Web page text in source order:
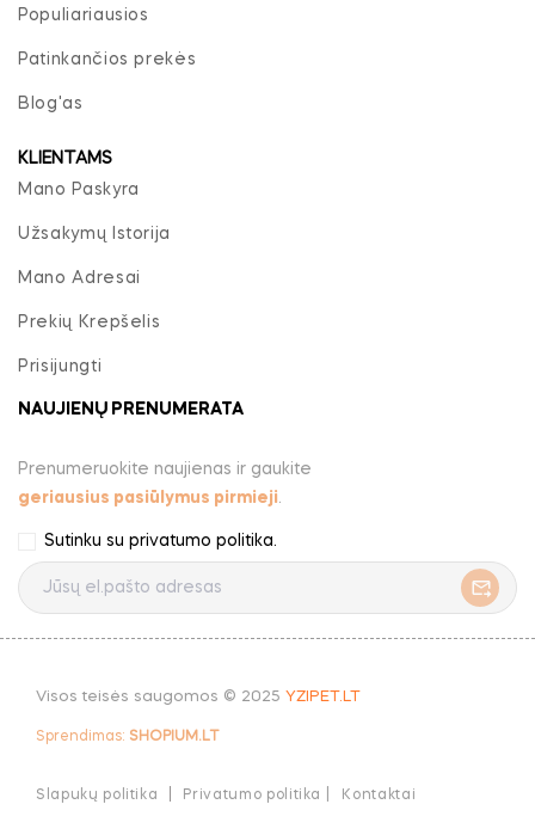
Populiariausios
Patinkančios prekės
Blog'as
KLIENTAMS
Mano Paskyra
Užsakymų Istorija
Mano Adresai
Prekių Krepšelis
Prisijungti
NAUJIENŲ PRENUMERATA
Prenumeruokite naujienas ir gaukite
geriausius pasiūlymus pirmieji.
Sutinku su privatumo politika.
Visos teisės saugomos © 2025 YZIPET.LT
Sprendimas: SHOPIUM.LT
Slapukų politika Privatumo politika | Kontaktai